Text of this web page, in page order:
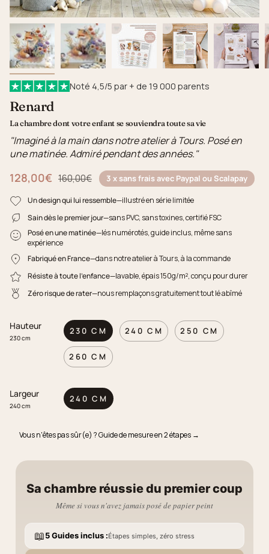
Noté 4,5/5 par + de 19 000 parents
Renard
La chambre dont votre enfant se souviendra toute sa vie
"Imaginé à la main dans notre atelier à Tours. Posé en
une matinée. Admiré pendant des années."
128,00€
Prix régulier 160,00€ 3 x sans frais avec Paypal ou Scalapay
Un design qui lui ressemble—illustré en série limitée
Sain dès le premier jour—sans PVC, sans toxines, certifié FSC
Posé en une matinée—lés numérotés, guide inclus, même sans
expérience
Fabriqué en France—dans notre atelier à Tours, à la commande
Résiste à toute l'enfance—lavable, épais 150g/m², conçu pour durer
Zéro risque de rater—nous remplaçons gratuitement tout lé abîmé
Hauteur
230 cm
230 CM 240 CM 250 CM
260 CM
Largeur
240 cm
240 CM
Vous n'êtes pas sûr(e) ? Guide de mesure en 2 étapes →
Sa chambre réussie du premier coup
Même si vous n'avez jamais posé de papier peint
📖5 Guides inclus :Étapes simples, zéro stress